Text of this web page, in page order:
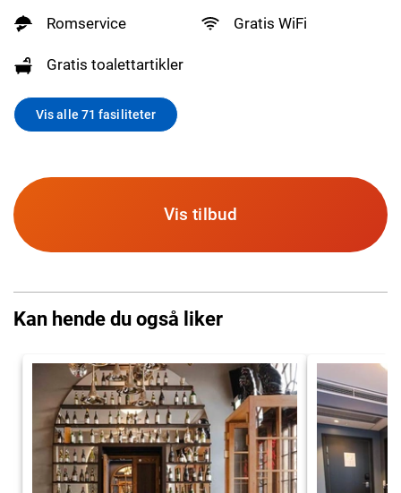
Romservice Gratis WiFi
Gratis toalettartikler
Vis alle 71 fasiliteter
Vis tilbud
Kan hende du også liker